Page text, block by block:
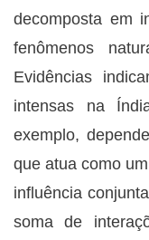
decomposta em
fenômenos
Evidências
intensas na
exemplo,
que atua como
influência
soma de